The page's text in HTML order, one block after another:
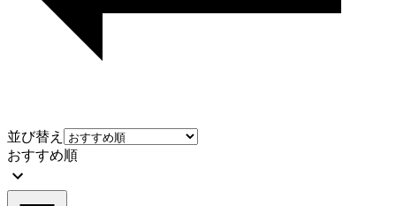
並び替え
おすすめ順